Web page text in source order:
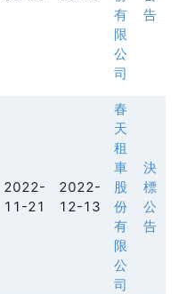
有
限
公
司
告
2022-
11-21
2022-
12-13
春
天
租
車
股
份
有
限
公
司
決
標
公
告